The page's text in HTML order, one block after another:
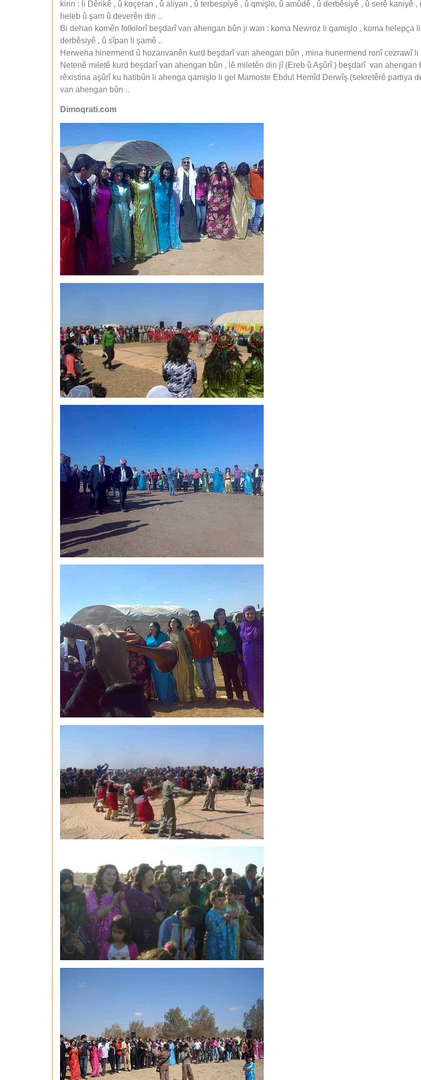
kirin : li Dêrikê , û koçeran , û aliyan , û terbespiyê , û qmişlo, û amûdê , û derbêsiyê , û serê kaniyê
heleb û şam û deverên din ..
Bi dehan komên folkilorî beşdarî van ahengan bûn ji wan : koma Newroz li qamişlo , koma helepça
derbêsiyê , û sîpan li şamê ..
Herweha hinermend û hozanvanên kurd beşdarî van ahengan bûn , mina hunermend ronî cezrawî li
Netenê miletê kurd beşdarî van ahengan bûn , lê miletên din jî (Ereb û Aşûrî ) beşdarî van
rêxistina aşûrî ku hatibûn li ahenga qamişlo li gel Mamoste Ebdul Hemîd Derwîş (sekretêrê partiya
van ahengan bûn ..
Dimoqrati.com